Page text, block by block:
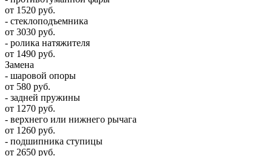
от 1520 руб.
- стеклоподъемника
от 3030 руб.
- ролика натяжителя
от 1490 руб.
Замена
- шаровой опоры
от 580 руб.
- задней пружины
от 1270 руб.
- верхнего или нижнего рычага
от 1260 руб.
- подшипника ступицы
от 2650 руб.